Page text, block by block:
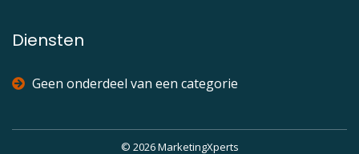
Diensten
Geen onderdeel van een categorie
© 2026 MarketingXperts